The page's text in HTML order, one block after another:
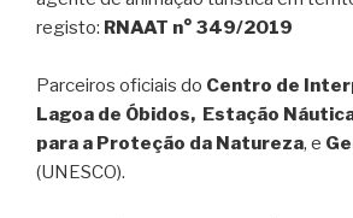
registo: RNAAT n° 349/2019
Parceiros oficiais do Centro de
Lagoa de Óbidos, Estação
para a Proteção da Natureza, e
(UNESCO).